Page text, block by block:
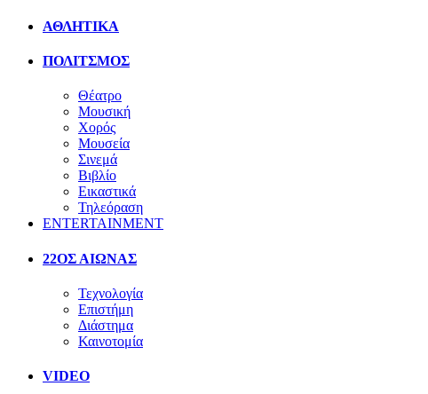
ΑΘΛΗΤΙΚΑ
ΠΟΛΙΤΣΜΟΣ
Θέατρο
Μουσική
Χορός
Μουσεία
Σινεμά
Βιβλίο
Εικαστικά
Τηλεόραση
ENTERTAINMENT
22ΟΣ ΑΙΩΝΑΣ
Τεχνολογία
Επιστήμη
Διάστημα
Καινοτομία
VIDEO